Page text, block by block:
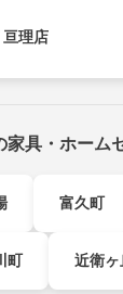
亘理店
家具・ホーム
富久町
町 近衛ヶ